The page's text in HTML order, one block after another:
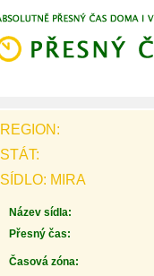
REGION:
STÁT:
SÍDLO: MIRA
Název sídla:
Přesný čas:
Časová zóna: